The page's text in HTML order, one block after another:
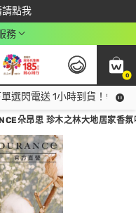
點我
饋$350
務
0
選閃電送 1小時到貨！領神
朵昂思 珍木之林大地居家香